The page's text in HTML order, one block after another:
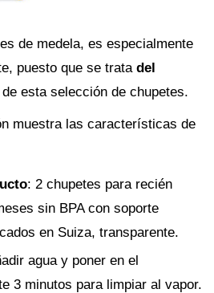
de medela, es especialmente
puesto que se trata del
de esta selección de chupetes.
muestra las características de
: 2 chupetes para recién
sin BPA con soporte
en Suiza, transparente.
agua y poner en el
3 minutos para limpiar al vapor.